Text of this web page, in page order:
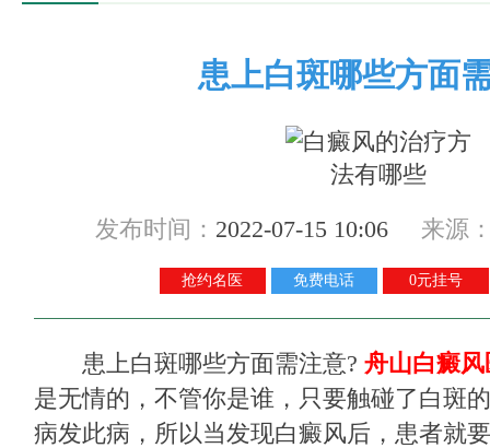
患上白斑哪些方面
发布时间： 2022-07-15 10:06 来源
抢约名医 免费电话 0元挂号
患上白斑哪些方面需注意? 舟山白癜
是无情的，不管你是谁，只要触碰了白斑
病发此病，所以当发现白癜风后，患者就